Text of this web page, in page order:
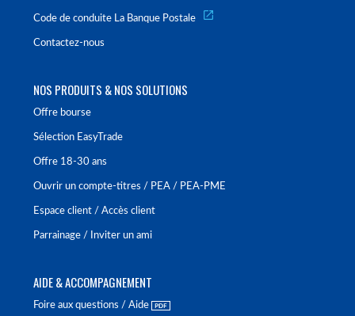
Code de conduite La Banque Postale
Contactez-nous
NOS PRODUITS & NOS SOLUTIONS
Offre bourse
Sélection EasyTrade
Offre 18-30 ans
Ouvrir un compte-titres / PEA / PEA-PME
Espace client / Accès client
Parrainage / Inviter un ami
AIDE & ACCOMPAGNEMENT
Foire aux questions / Aide